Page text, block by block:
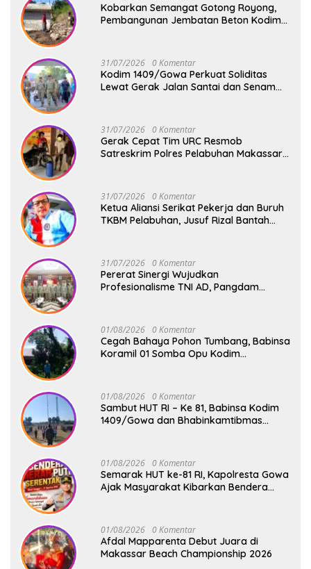
Kobarkan Semangat Gotong Royong,
Pembangunan Jembatan Beton Kodim
31/07/2026 0 Komentar
Kodim 1409/Gowa Perkuat Soliditas
Lewat Gerak Jalan Santai dan Senam
31/07/2026 0 Komentar
Gerak Cepat Tim URC Resmob
Satreskrim Polres Pelabuhan Makassar
31/07/2026 0 Komentar
Ketua Aliansi Serikat Pekerja dan Buruh
TKBM Pelabuhan, Jusuf Rizal Bantah
31/07/2026 0 Komentar
Pererat Sinergi Wujudkan
Profesionalisme TNI AD, Pangdam
01/08/2026 0 Komentar
Cegah Bahaya Pohon Tumbang, Babinsa
Koramil 01 Somba Opu Kodim
Baddo
01/08/2026 0 Komentar
Sambut HUT RI – Ke 81, Babinsa Kodim
1409/Gowa dan Bhabinkamtibmas
01/08/2026 0 Komentar
Semarak HUT ke-81 RI, Kapolresta Gowa
Ajak Masyarakat Kibarkan Bendera
01/08/2026 0 Komentar
Afdal Mapparenta Debut Juara di
Makassar Beach Championship 2026